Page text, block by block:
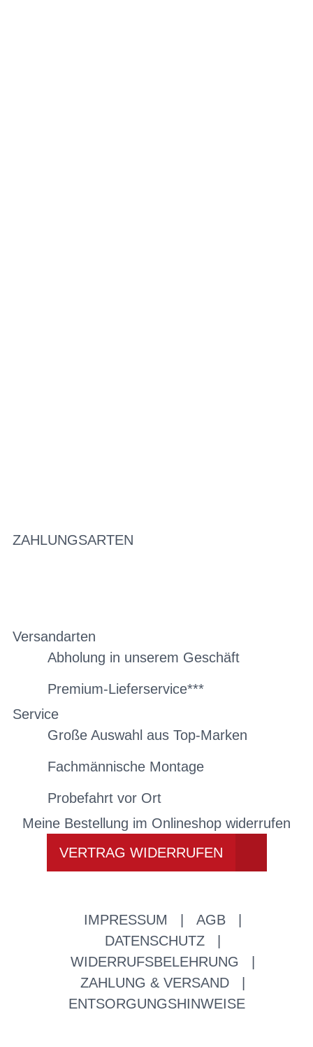
ZAHLUNGSARTEN
Versandarten
Abholung in unserem Geschäft
Premium-Lieferservice***
Service
Große Auswahl aus Top-Marken
Fachmännische Montage
Probefahrt vor Ort
Meine Bestellung im Onlineshop widerrufen
VERTRAG WIDERRUFEN
IMPRESSUM AGB
DATENSCHUTZ
WIDERRUFSBELEHRUNG
ZAHLUNG & VERSAND
ENTSORGUNGSHINWEISE